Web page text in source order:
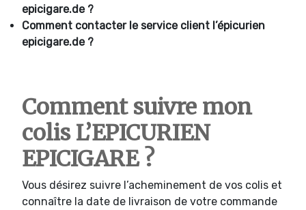
epicigare.de ?
Comment contacter le service client l’épicurien
epicigare.de ?
Comment suivre mon
colis L’EPICURIEN
EPICIGARE ?
Vous désirez suivre l’acheminement de vos colis et
connaître la date de livraison de votre commande